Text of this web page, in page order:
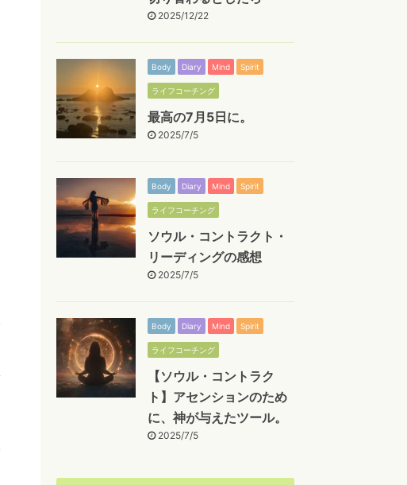
2025/12/22
Body Diary Mind Spirit
ライフコーチング
最高の7月5日に。
2025/7/5
Body Diary Mind Spirit
ライフコーチング
ソウル・コントラクト・
リーディングの感想
2025/7/5
Body Diary Mind Spirit
ライフコーチング
【ソウル・コントラク
ト】アセンションのため
に、神が与えたツール。
2025/7/5